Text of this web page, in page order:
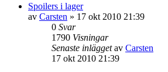
Spoilers i lager
av Carsten » 17 okt 2010 21:39
0 Svar
1790 Visningar
Senaste inläggetav Carsten
17 okt 2010 21:39